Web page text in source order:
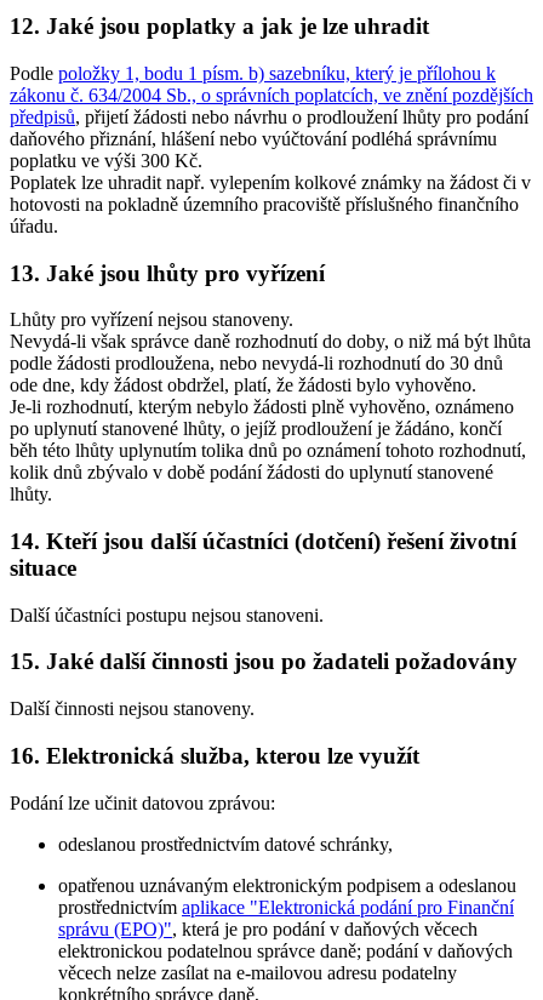
12. Jaké jsou poplatky a jak je lze uhradit
Podle položky 1, bodu 1 písm. b) sazebníku, který je přílohou k
zákonu č. 634/2004 Sb., o správních poplatcích, ve znění pozdějších
předpisů, přijetí žádosti nebo návrhu o prodloužení lhůty pro podání
daňového přiznání, hlášení nebo vyúčtování podléhá správnímu
poplatku ve výši 300 Kč.
Poplatek lze uhradit např. vylepením kolkové známky na žádost či v
hotovosti na pokladně územního pracoviště příslušného finančního
úřadu.
13. Jaké jsou lhůty pro vyřízení
Lhůty pro vyřízení nejsou stanoveny.
Nevydá-li však správce daně rozhodnutí do doby, o niž má být lhůta
podle žádosti prodloužena, nebo nevydá-li rozhodnutí do 30 dnů
ode dne, kdy žádost obdržel, platí, že žádosti bylo vyhověno.
Je-li rozhodnutí, kterým nebylo žádosti plně vyhověno, oznámeno
po uplynutí stanovené lhůty, o jejíž prodloužení je žádáno, končí
běh této lhůty uplynutím tolika dnů po oznámení tohoto rozhodnutí,
kolik dnů zbývalo v době podání žádosti do uplynutí stanovené
lhůty.
14. Kteří jsou další účastníci (dotčení) řešení životní
situace
Další účastníci postupu nejsou stanoveni.
15. Jaké další činnosti jsou po žadateli požadovány
Další činnosti nejsou stanoveny.
16. Elektronická služba, kterou lze využít
Podání lze učinit datovou zprávou:
odeslanou prostřednictvím datové schránky,
opatřenou uznávaným elektronickým podpisem a odeslanou
prostřednictvím aplikace "Elektronická podání pro Finanční
správu (EPO)", která je pro podání v daňových věcech
elektronickou podatelnou správce daně; podání v daňových
věcech nelze zasílat na e-mailovou adresu podatelny
konkrétního správce daně,